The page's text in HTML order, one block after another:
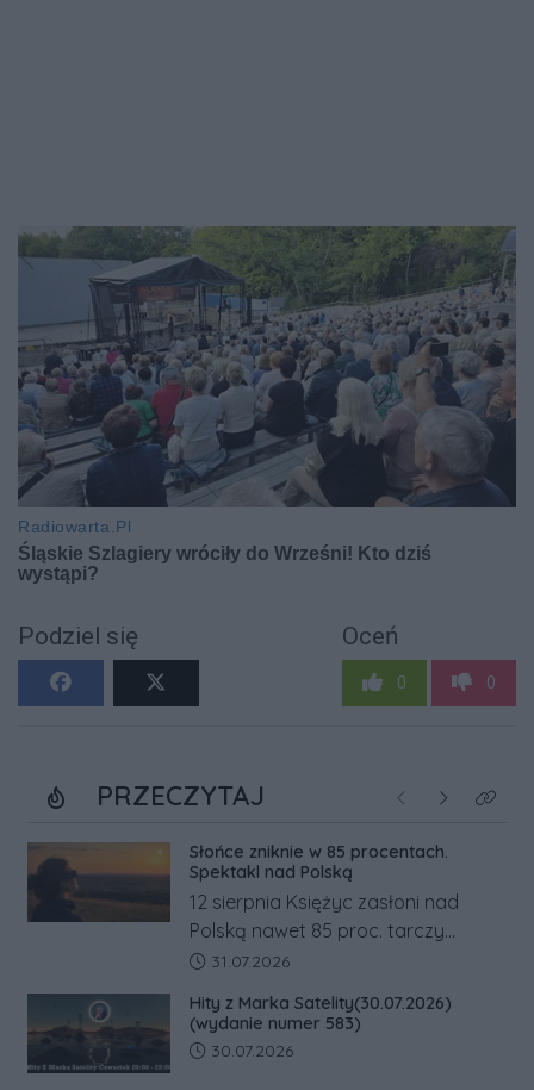
Podziel się Oceń
0 0
PRZECZYTAJ Poprzednie
NastępneKliknij
Słońce zniknie w 85 procentach.
Spektakl nad Polską
12 sierpnia Księżyc zasłoni nad
Polską nawet 85 proc. tarczy
Słońca. Największe zaćmienie od 27
zachodem.
Data dodania artykułu:
31.07.2026
Hity z Marka Satelity(30.07.2026)
(wydanie numer 583)
Data dodania artykułu:
30.07.2026